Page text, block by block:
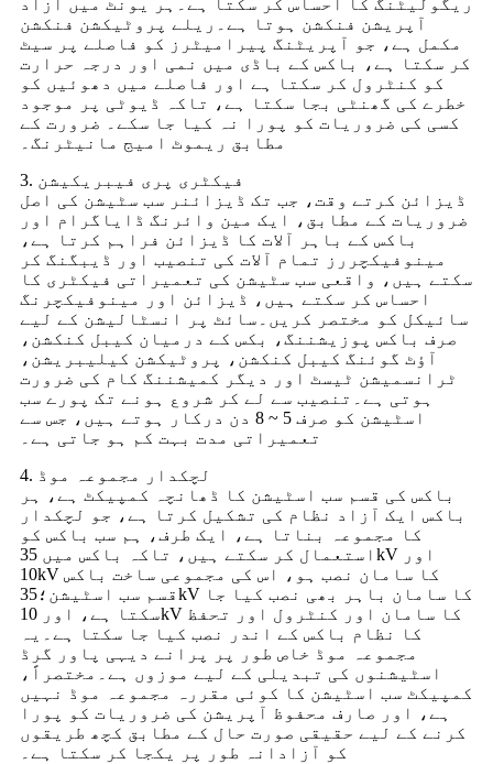
ریگولیٹنگ کا احساس کر سکتا ہے۔ہر یونٹ میں آزاد
آپریشن فنکشن ہوتا ہے۔ریلے پروٹیکشن فنکشن
مکمل ہے، جو آپریٹنگ پیرامیٹرز کو فاصلے پر سیٹ
کر سکتا ہے، باکس کے باڈی میں نمی اور درجہ حرارت
کو کنٹرول کر سکتا ہے اور فاصلے میں دھوئیں کو
خطرے کی گھنٹی بجا سکتا ہے، تاکہ ڈیوٹی پر موجود
کسی کی ضروریات کو پورا نہ کیا جا سکے۔ ضرورت کے
مطابق ریموٹ امیج مانیٹرنگ۔
3. فیکٹری پری فیبریکیشن
ڈیزائن کرتے وقت، جب تک ڈیزائنر سب سٹیشن کی اصل
ضروریات کے مطابق، ایک مین وائرنگ ڈایاگرام اور
باکس کے باہر آلات کا ڈیزائن فراہم کرتا ہے،
مینوفیکچررز تمام آلات کی تنصیب اور ڈیبگنگ کر
سکتے ہیں، واقعی سب سٹیشن کی تعمیراتی فیکٹری کا
احساس کر سکتے ہیں، ڈیزائن اور مینوفیکچرنگ
سائیکل کو مختصر کریں۔سائٹ پر انسٹالیشن کے لیے
صرف باکس پوزیشننگ، بکس کے درمیان کیبل کنکشن،
آؤٹ گوئنگ کیبل کنکشن، پروٹیکشن کیلیبریشن،
ٹرانسمیشن ٹیسٹ اور دیگر کمیشننگ کام کی ضرورت
ہوتی ہے۔تنصیب سے لے کر شروع ہونے تک پورے سب
اسٹیشن کو صرف 5 ~ 8 دن درکار ہوتے ہیں، جس سے
تعمیراتی مدت بہت کم ہو جاتی ہے۔
4. لچکدار مجموعہ موڈ
باکس کی قسم سب اسٹیشن کا ڈھانچہ کمپیکٹ ہے، ہر
باکس ایک آزاد نظام کی تشکیل کرتا ہے، جو لچکدار
کا مجموعہ بناتا ہے، ایک طرف، ہم سب باکس کو
استعمال کر سکتے ہیں، تاکہ باکس میں 35kV اور
10kV کا سامان نصب ہو، اس کی مجموعی ساخت باکس
قسم سب اسٹیشن؛35kV کا سامان باہر بھی نصب کیا جا
سکتا ہے، اور 10kV کا سامان اور کنٹرول اور تحفظ
کا نظام باکس کے اندر نصب کیا جا سکتا ہے۔یہ
مجموعہ موڈ خاص طور پر پرانے دیہی پاور گرڈ
اسٹیشنوں کی تبدیلی کے لیے موزوں ہے۔مختصراً،
کمپیکٹ سب اسٹیشن کا کوئی مقررہ مجموعہ موڈ نہیں
ہے، اور صارف محفوظ آپریشن کی ضروریات کو پورا
کرنے کے لیے حقیقی صورت حال کے مطابق کچھ طریقوں
کو آزادانہ طور پر یکجا کر سکتا ہے۔